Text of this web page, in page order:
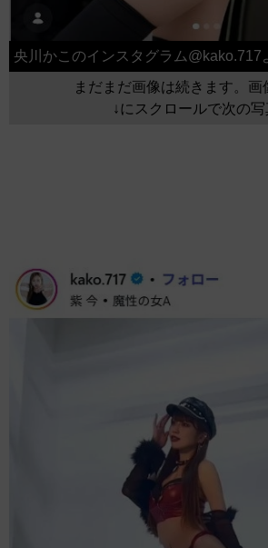
央川かこのインスタグラム@kako.717
まだまだ画像は続きます。画
↓にスクロールで次の写